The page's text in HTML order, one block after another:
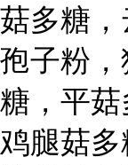
菇多糖
孢子粉
糖，平菇
鸡腿菇